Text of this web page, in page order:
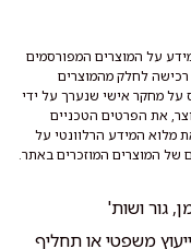
על המוצרים המפורסמים
לחלק מהמוצרים
על מחקר אישי שנערך על ידי
את הפרטים הטכניים
מלוא המידע הרלוונטי על
של המוצרים המוזכרים באתר.
משפטי או תחליף